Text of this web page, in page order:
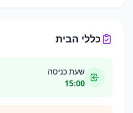
כללי הבית
שעת כניסה
15:00